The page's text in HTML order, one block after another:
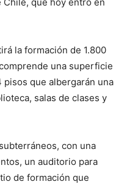
la formación de 1.800
una superficie
que albergarán una
salas de clases y
con una
un auditorio para
de formación que